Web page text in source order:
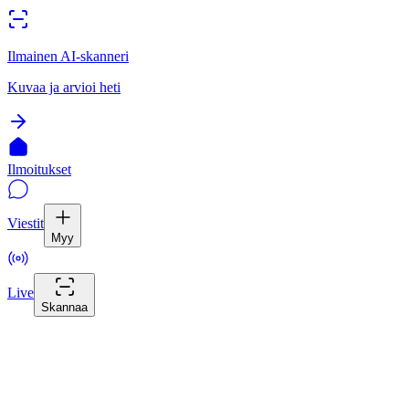
Ilmainen AI-skanneri
Kuvaa ja arvioi heti
Ilmoitukset
Viestit
Myy
Live
Skannaa